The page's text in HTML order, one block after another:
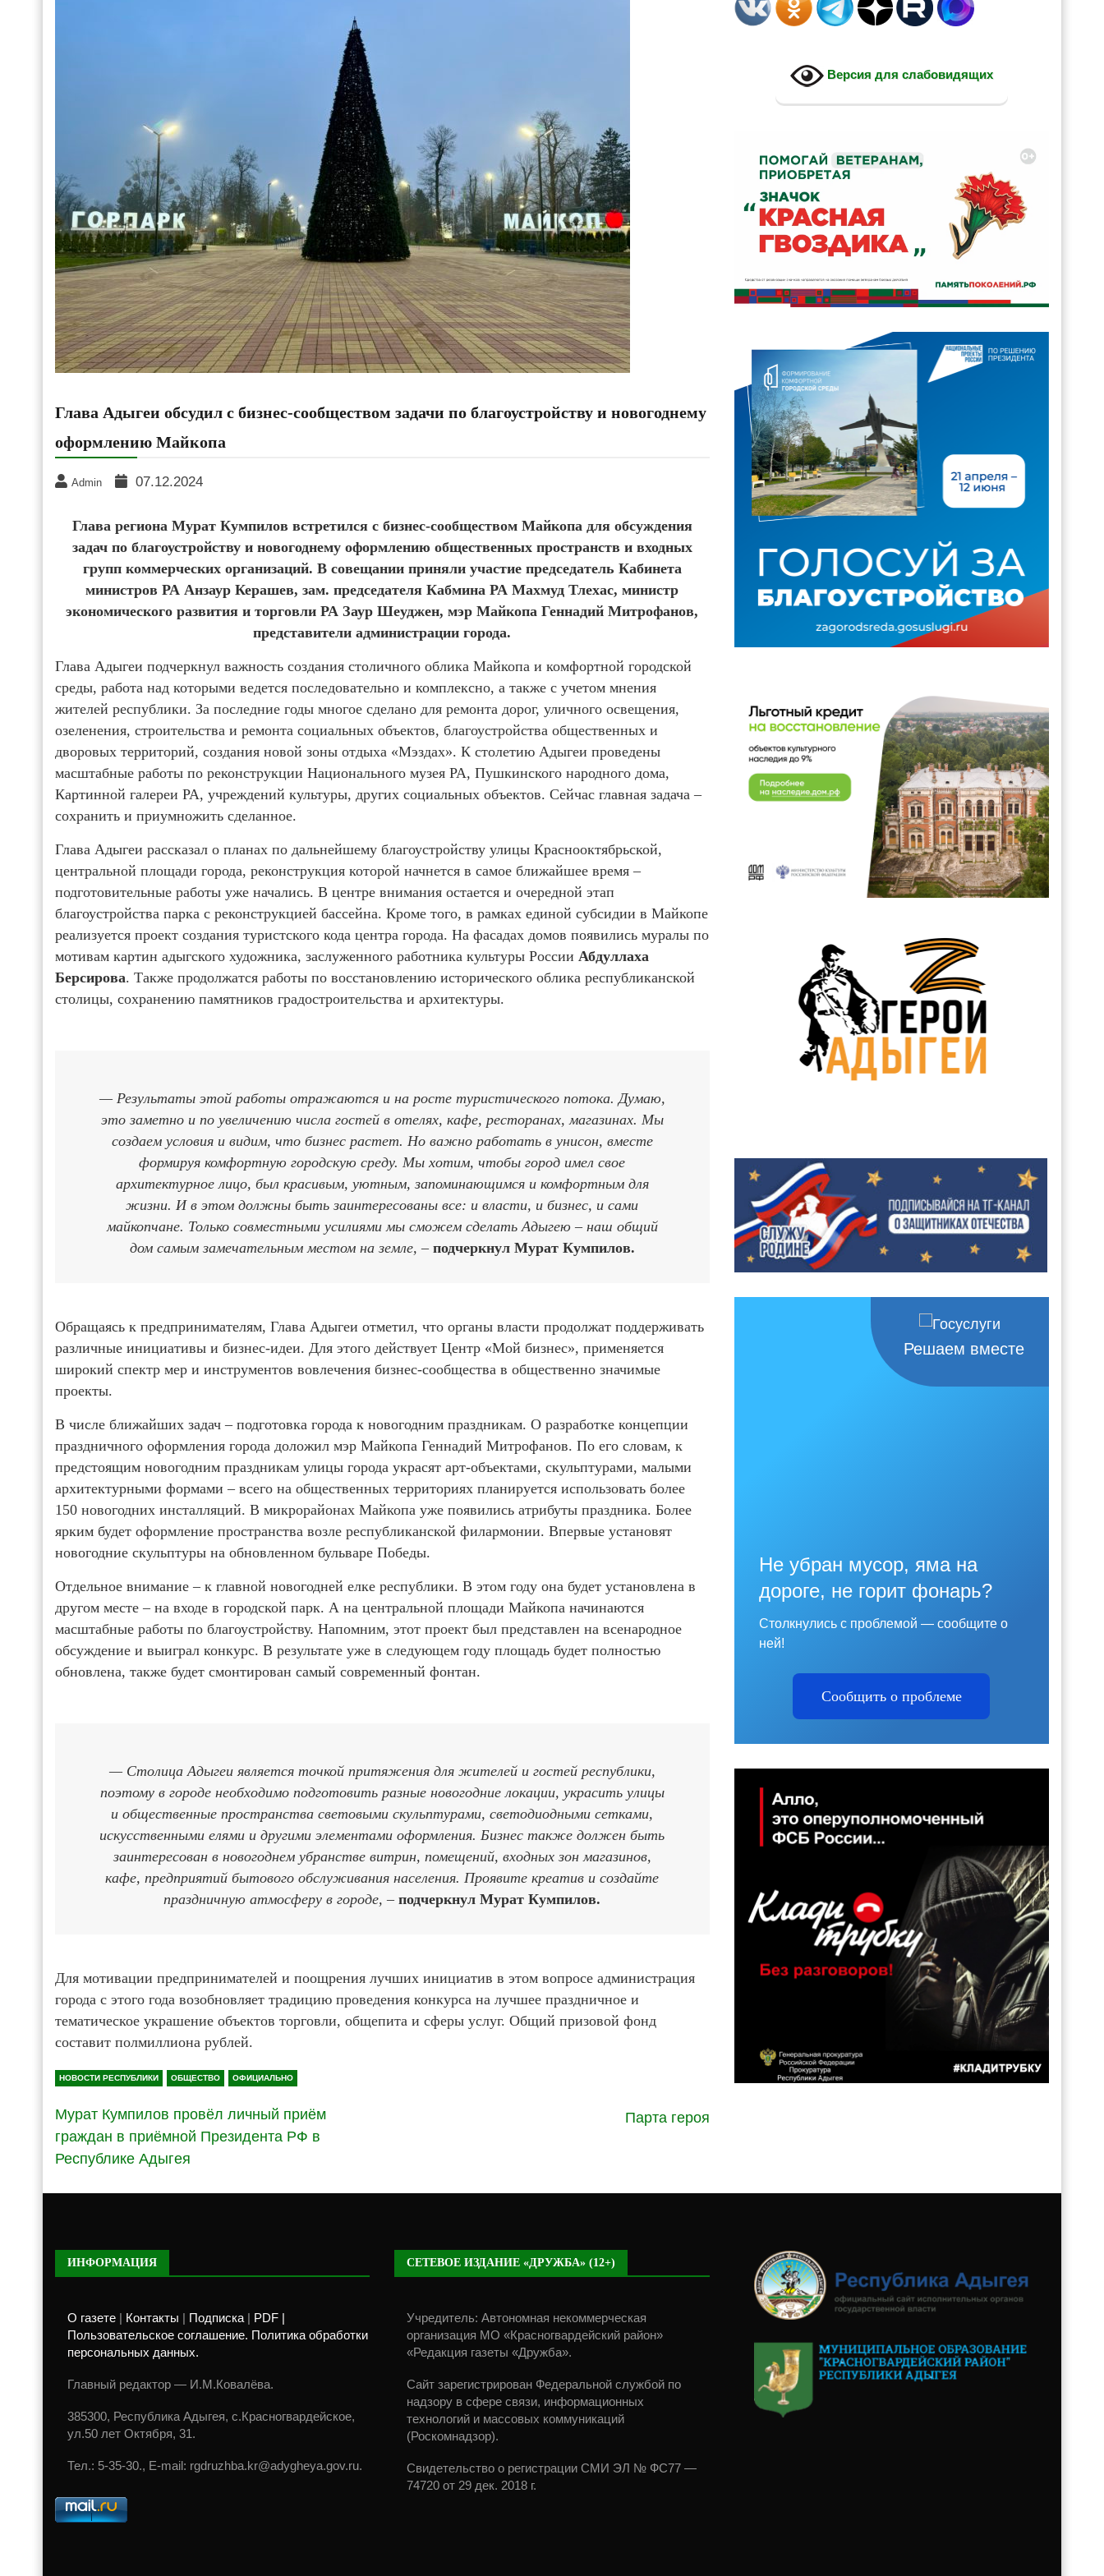
Глава Адыгеи обсудил с бизнес-сообществом задачи по благоустройству и новогоднему
оформлению Майкопа
Admin 07.12.2024
Глава региона Мурат Кумпилов встретился с бизнес-сообществом Майкопа для обсуждения
задач по благоустройству и новогоднему оформлению общественных пространств и входных
групп коммерческих организаций. В совещании приняли участие председатель Кабинета
министров РА Анзаур Керашев, зам. председателя Кабмина РА Махмуд Тлехас, министр
экономического развития и торговли РА Заур Шеуджен, мэр Майкопа Геннадий Митрофанов,
представители администрации города.
Глава Адыгеи подчеркнул важность создания столичного облика Майкопа и комфортной городской
среды, работа над которыми ведется последовательно и комплексно, а также с учетом мнения
жителей республики. За последние годы многое сделано для ремонта дорог, уличного освещения,
озеленения, строительства и ремонта социальных объектов, благоустройства общественных и
дворовых территорий, создания новой зоны отдыха «Мэздах». К столетию Адыгеи проведены
масштабные работы по реконструкции Национального музея РА, Пушкинского народного дома,
Картинной галереи РА, учреждений культуры, других социальных объектов. Сейчас главная задача –
сохранить и приумножить сделанное.
Глава Адыгеи рассказал о планах по дальнейшему благоустройству улицы Краснооктябрьской,
центральной площади города, реконструкция которой начнется в самое ближайшее время –
подготовительные работы уже начались. В центре внимания остается и очередной этап
благоустройства парка с реконструкцией бассейна. Кроме того, в рамках единой субсидии в Майкопе
реализуется проект создания туристского кода центра города. На фасадах домов появились муралы по
мотивам картин адыгского художника, заслуженного работника культуры России Абдуллаха
Берсирова. Также продолжатся работы по восстановлению исторического облика республиканской
столицы, сохранению памятников градостроительства и архитектуры.
— Результаты этой работы отражаются и на росте туристического потока. Думаю,
это заметно и по увеличению числа гостей в отелях, кафе, ресторанах, магазинах. Мы
создаем условия и видим, что бизнес растет. Но важно работать в унисон, вместе
формируя комфортную городскую среду. Мы хотим, чтобы город имел свое
архитектурное лицо, был красивым, уютным, запоминающимся и комфортным для
жизни. И в этом должны быть заинтересованы все: и власти, и бизнес, и сами
майкопчане. Только совместными усилиями мы сможем сделать Адыгею – наш общий
дом самым замечательным местом на земле, – подчеркнул Мурат Кумпилов.
Обращаясь к предпринимателям, Глава Адыгеи отметил, что органы власти продолжат поддерживать
различные инициативы и бизнес-идеи. Для этого действует Центр «Мой бизнес», применяется
широкий спектр мер и инструментов вовлечения бизнес-сообщества в общественно значимые
проекты.
В числе ближайших задач – подготовка города к новогодним праздникам. О разработке концепции
праздничного оформления города доложил мэр Майкопа Геннадий Митрофанов. По его словам, к
предстоящим новогодним праздникам улицы города украсят арт-объектами, скульптурами, малыми
архитектурными формами – всего на общественных территориях планируется использовать более
150 новогодних инсталляций. В микрорайонах Майкопа уже появились атрибуты праздника. Более
ярким будет оформление пространства возле республиканской филармонии. Впервые установят
новогодние скульптуры на обновленном бульваре Победы.
Отдельное внимание – к главной новогодней елке республики. В этом году она будет установлена в
другом месте – на входе в городской парк. А на центральной площади Майкопа начинаются
масштабные работы по благоустройству. Напомним, этот проект был представлен на всенародное
обсуждение и выиграл конкурс. В результате уже в следующем году площадь будет полностью
обновлена, также будет смонтирован самый современный фонтан.
— Столица Адыгеи является точкой притяжения для жителей и гостей республики,
поэтому в городе необходимо подготовить разные новогодние локации, украсить улицы
и общественные пространства световыми скульптурами, светодиодными сетками,
искусственными елями и другими элементами оформления. Бизнес также должен быть
заинтересован в новогоднем убранстве витрин, помещений, входных зон магазинов,
кафе, предприятий бытового обслуживания населения. Проявите креатив и создайте
праздничную атмосферу в городе, –подчеркнул Мурат Кумпилов.
Для мотивации предпринимателей и поощрения лучших инициатив в этом вопросе администрация
города с этого года возобновляет традицию проведения конкурса на лучшее праздничное и
тематическое украшение объектов торговли, общепита и сферы услуг. Общий призовой фонд
составит полмиллиона рублей.
НОВОСТИ РЕСПУБЛИКИ ОБЩЕСТВО ОФИЦИАЛЬНО
Мурат Кумпилов провёл личный приём
граждан в приёмной Президента РФ в
Республике Адыгея
Парта героя
Версия для слабовидящих
Решаем вместе
Не убран мусор, яма на
дороге, не горит фонарь?
Столкнулись с проблемой — сообщите о
ней!
Сообщить о проблеме
ИНФОРМАЦИЯ
О газете Контакты Подписка
PDF |
Пользовательское соглашение. Политика обработки
персональных данных.
Главный редактор — И.М.Ковалёва.
385300, Республика Адыгея, с.Красногвардейское,
ул.50 лет Октября, 31.
Тел.: 5-35-30., E-mail: rgdruzhba.kr@adygheya.gov.ru.
СЕТЕВОЕ ИЗДАНИЕ «ДРУЖБА» (12+)
Учредитель: Автономная некоммерческая
организация МО «Красногвардейский район»
«Редакция газеты «Дружба».
Сайт зарегистрирован Федеральной службой по
надзору в сфере связи, информационных
технологий и массовых коммуникаций
(Роскомнадзор).
Свидетельство о регистрации СМИ ЭЛ № ФС77 —
74720 от 29 дек. 2018 г.